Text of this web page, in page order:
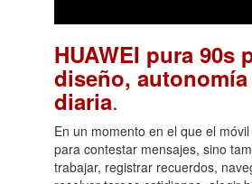
HUAWEI pura 90s
diseño,
diaria.
En un momento en el que el
para contestar mensajes, sino
trabajar, registrar recuerdos,